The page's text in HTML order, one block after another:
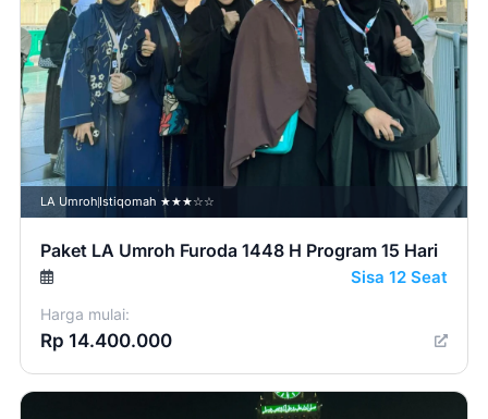
LA Umroh Istiqomah ★★★☆☆
Paket LA Umroh Furoda 1448 H Program 15 Hari
Sisa 12 Seat
Harga mulai:
Rp 14.400.000